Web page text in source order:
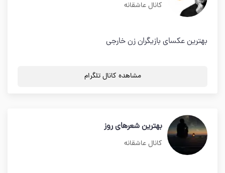
کانال عاشقانه
بهترین عکسای بازیگران زن خارجی
مشاهده کانال تلگرام
بهترین شعرهای روز
کانال عاشقانه